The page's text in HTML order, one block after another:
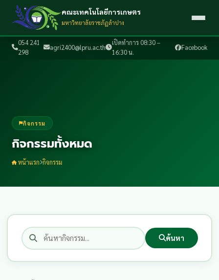
054 241
298
agri2400@lpru.ac.th
เปิดทำการ 08:30 –
16:30 น.
Facebook
คณะเทคโนโลยีการเกษตร
มหาวิทยาลัยราชภัฏลำปาง
กิจกรรม
กิจกรรมทั้งหมด
หน้าแรก กิจกรรม
ค้นหา